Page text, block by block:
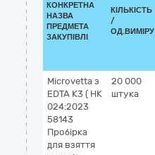
КОНКРЕТНА
НАЗВА
ПРЕДМЕТА
ЗАКУПІВЛІ
КІЛЬКІСТЬ
/
ОД.ВИМІРУ
Microvetta з
EDTA К3 ( НК
024:2023
58143
Пробірка
для взяття
20 000
штука